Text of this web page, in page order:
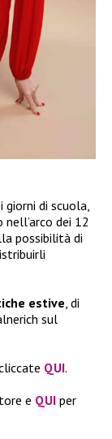
di scuola,
dei 12
possibilità di
estive , di
sul
QUI.
e QUI per